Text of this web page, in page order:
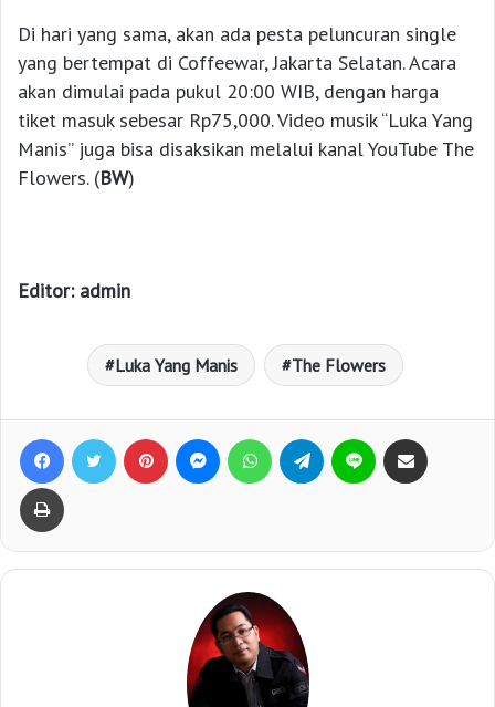
Di hari yang sama, akan ada pesta peluncuran single
yang bertempat di Coffeewar, Jakarta Selatan. Acara
akan dimulai pada pukul 20:00 WIB, dengan harga
tiket masuk sebesar Rp75,000. Video musik “Luka Yang
Manis” juga bisa disaksikan melalui kanal YouTube The
Flowers. (BW)
Editor: admin
Luka Yang Manis The Flowers